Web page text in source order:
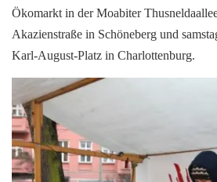
Ökomarkt in der Moabiter
Akazienstraße in Schöneberg und
Karl-August-Platz in Charlottenburg.